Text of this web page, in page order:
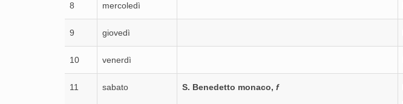
8 mercoledì
9 giovedì
10 venerdì
11 sabato S. Benedetto monaco, f